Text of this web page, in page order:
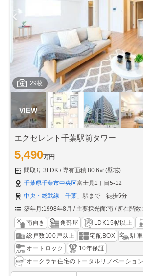
29枚
エクセレント千葉駅前タワー
5,490万円
間取り:3LDK
専有面積:80.6㎡(壁芯)
千葉県千葉市中央区富士見1丁目5-12
中央・総武線 「 千葉 」駅まで 徒歩5分
築年月:1998年8月
主要採光面:南 所在階数
南向き 角部屋 LDK15帖以上
総戸数100戸以上
宅配BOX
駐
オートロック
10年保証
オークラヤ住宅のトータルリノベーション